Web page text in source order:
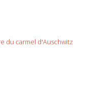
du carmel d'Auschwitz